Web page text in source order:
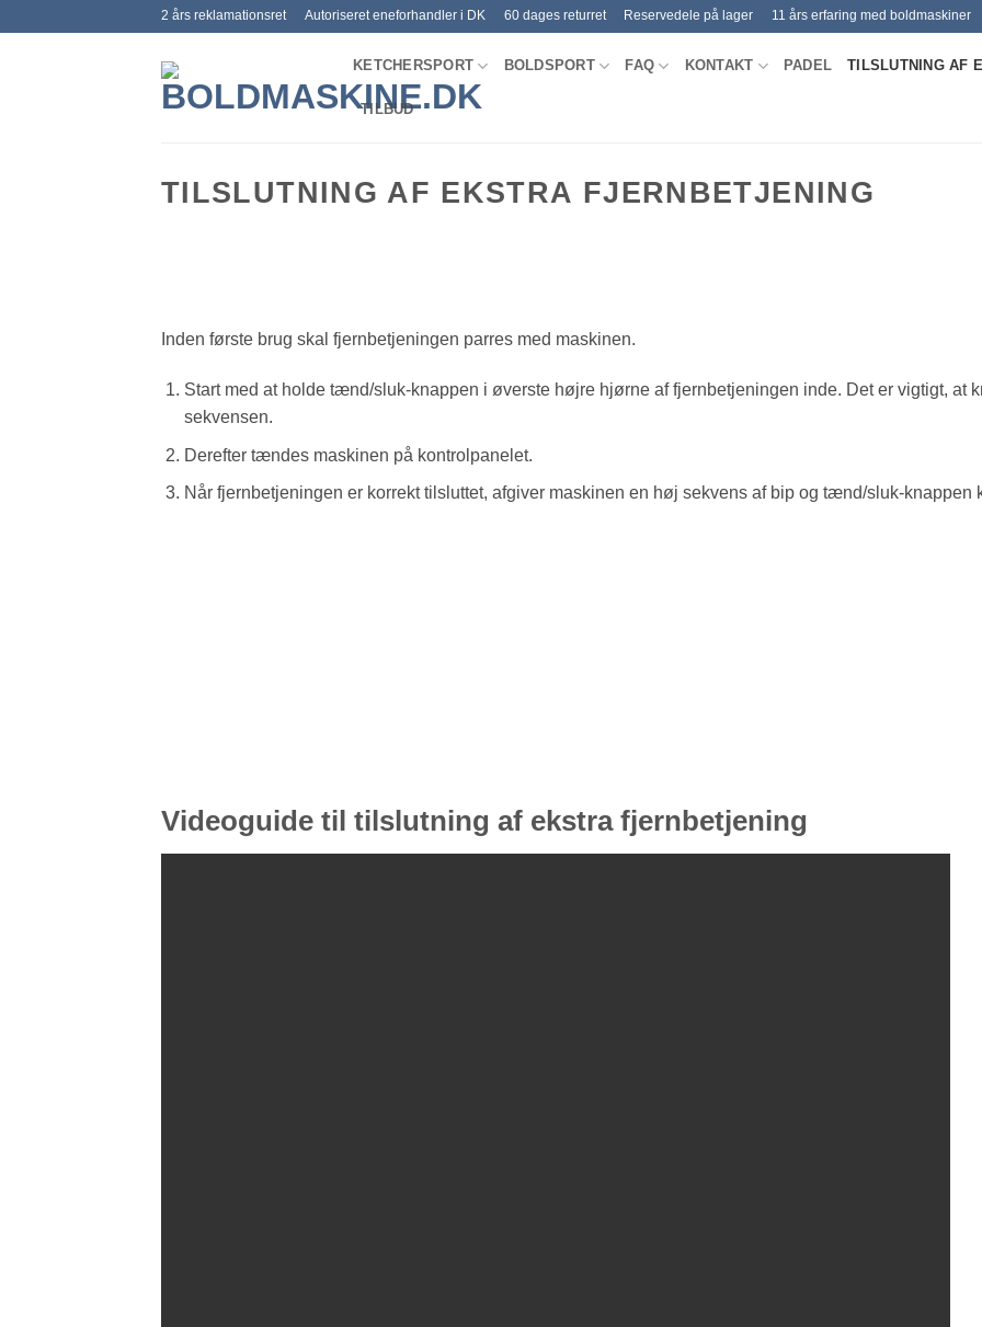
2 års reklamationsret Autoriseret eneforhandler i DK 60 dages returret Reservedele på lager 11 års erfaring med boldmaskiner
KETCHERSPORT BOLDSPORT FAQ KONTAKT PADEL TILSLUTNING AF
TILBUD
TILSLUTNING AF EKSTRA FJERNBETJENING
Inden første brug skal fjernbetjeningen parres med maskinen.
Start med at holde tænd/sluk-knappen i øverste højre hjørne af fjernbetjeningen inde. Det er vigtigt, at
sekvensen.
Derefter tændes maskinen på kontrolpanelet.
Når fjernbetjeningen er korrekt tilsluttet, afgiver maskinen en høj sekvens af bip og tænd/sluk-knappen
Videoguide til tilslutning af ekstra fjernbetjening